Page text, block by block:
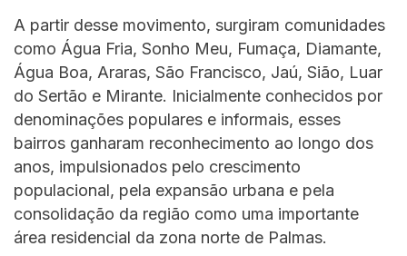
A partir desse movimento, surgiram comunidades
como Água Fria, Sonho Meu, Fumaça, Diamante,
Água Boa, Araras, São Francisco, Jaú, Sião, Luar
do Sertão e Mirante. Inicialmente conhecidos por
denominações populares e informais, esses
bairros ganharam reconhecimento ao longo dos
anos, impulsionados pelo crescimento
populacional, pela expansão urbana e pela
consolidação da região como uma importante
área residencial da zona norte de Palmas.